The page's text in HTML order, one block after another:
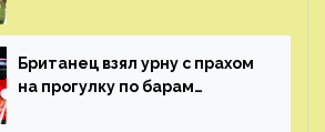
Британец взял урну с прахом
на прогулку по барам